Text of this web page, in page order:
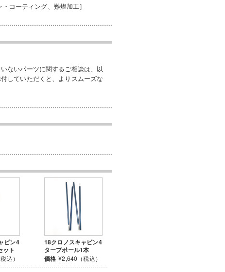
コーティング、難燃加工］
ないパーツに関するご相談は、以
していただくと、よりスムーズな
ビン4
ット
込）
18クロノスキャビン4
タープポール1本
価格 ¥2,640（税込）